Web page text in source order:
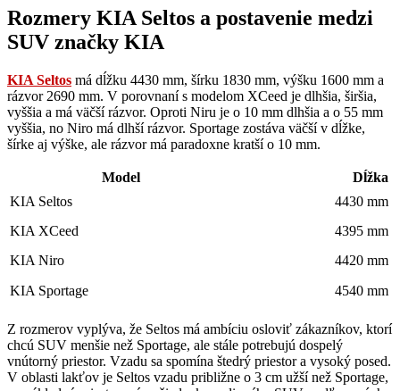
Rozmery KIA Seltos a postavenie medzi
SUV značky KIA
KIA Seltos má dĺžku 4430 mm, šírku 1830 mm, výšku 1600 mm a
rázvor 2690 mm. V porovnaní s modelom XCeed je dlhšia, širšia,
vyššia a má väčší rázvor. Oproti Niru je o 10 mm dlhšia a o 55 mm
vyššia, no Niro má dlhší rázvor. Sportage zostáva väčší v dĺžke,
šírke aj výške, ale rázvor má paradoxne kratší o 10 mm.
Model
Dĺžka
KIA Seltos
4430 mm
KIA XCeed
4395 mm
KIA Niro
4420 mm
KIA Sportage
4540 mm
Z rozmerov vyplýva, že Seltos má ambíciu osloviť zákazníkov, ktorí
chcú SUV menšie než Sportage, ale stále potrebujú dospelý
vnútorný priestor. Vzadu sa spomína štedrý priestor a vysoký posed.
V oblasti lakťov je Seltos vzadu približne o 3 cm užší než Sportage,